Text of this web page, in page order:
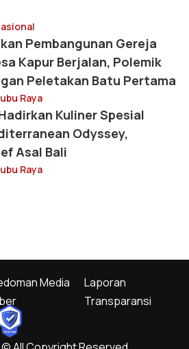
Pembangunan Gereja
Kapur Berjalan, Polemik
Peletakan Batu Pertama
Raya
Kuliner Spesial
Odyssey,
Asal Bali
Raya
Media
Laporan
Transparansi